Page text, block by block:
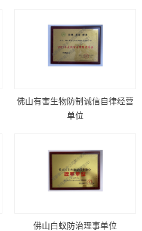
佛山有害生物防制诚信自律经营
单位
佛山白蚁防治理事单位